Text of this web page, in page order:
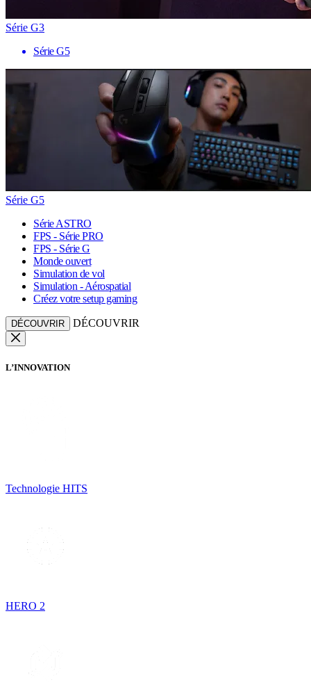
Série G3
Série G5
Série G5
Série ASTRO
FPS - Série PRO
FPS - Série G
Monde ouvert
Simulation de vol
Simulation - Aérospatial
Créez votre setup gaming
DÉCOUVRIR DÉCOUVRIR
L’INNOVATION
Technologie HITS
HERO 2